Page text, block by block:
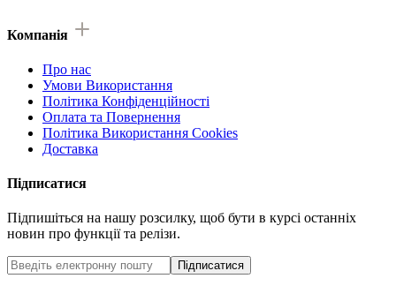
Компанія
Про нас
Умови Використання
Політика Конфіденційності
Оплата та Повернення
Політика Використання Cookies
Доставка
Підписатися
Підпишіться на нашу розсилку, щоб бути в курсі останніх
новин про функції та релізи.
Підписатися